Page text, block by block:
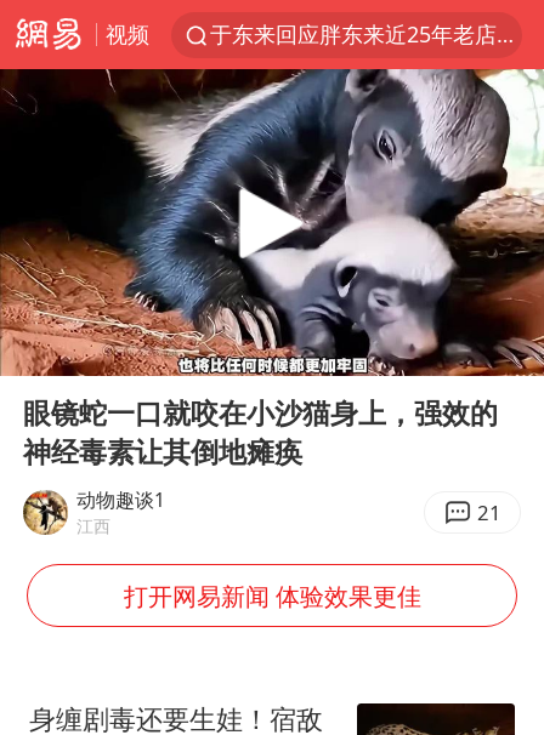
视频
于东来回应胖东来近25年老店年底关闭
《披荆斩棘2026》阵容官宣
中国籍豪华游艇富商之子在泰国被杀
白海豚北上或致京津冀暴雨
美将每月供乌爱国者拦截导弹
《龙餐馆》 冲奖
世界第1特鲁姆普斯诺克中国赛一轮游
上门女婿出轨女邻居多年被判重婚罪
新疆一婚礼线上邀请引热议
云南一男子胃中取出180颗铁钉
景区回应“麦积山石窟看完需2000元”
Play
00:00 03:29
眼镜蛇一口就咬在小沙猫身上，强效的
神经毒素让其倒地瘫痪
动物趣谈1
江西 21
打开网易新闻 体验效果更佳
身缠剧毒还要生娃！宿敌